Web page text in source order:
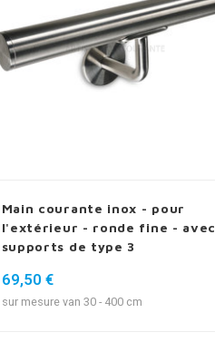
Main courante inox - pour
l'extérieur - ronde fine - avec
supports de type 3
69,50 €
sur mesure van 30 - 400 cm